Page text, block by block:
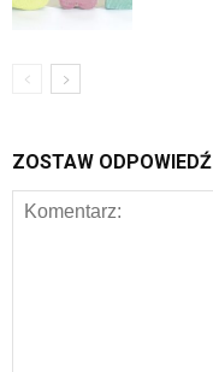
ZOSTAW ODPOWIEDŹ